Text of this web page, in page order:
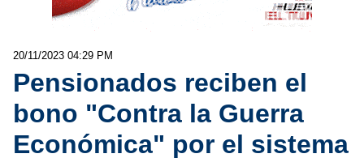
20/11/2023 04:29 PM
Pensionados reciben el
bono "Contra la Guerra
Económica" por el sistema